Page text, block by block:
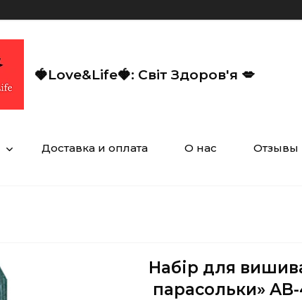
🍓Love&Life🍓: Світ Здоров'я 💋
Доставка и оплата О нас Отзывы
Набір для
парасольки»